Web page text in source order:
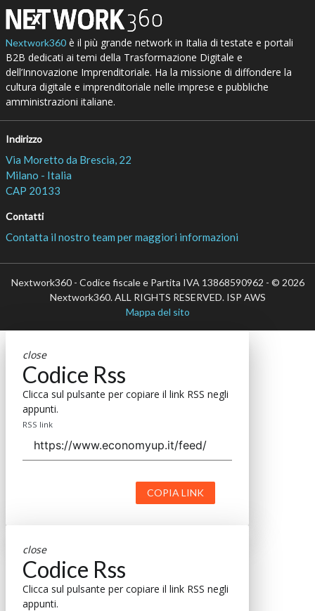
Nextwork360è il più grande network in Italia di testate e portali
B2B dedicati ai temi della Trasformazione Digitale e
dell’Innovazione Imprenditoriale. Ha la missione di diffondere la
cultura digitale e imprenditoriale nelle imprese e pubbliche
amministrazioni italiane.
Indirizzo
Via Moretto da Brescia, 22
Milano - Italia
CAP 20133
Contatti
Contatta il nostro team per maggiori informazioni
Nextwork360 - Codice fiscale e Partita IVA 13868590962 - © 2026
Nextwork360. ALL RIGHTS RESERVED. ISP AWS
Mappa del sito
close
Codice Rss
Clicca sul pulsante per copiare il link RSS negli
appunti.
RSS link
COPIA LINK
close
Codice Rss
Clicca sul pulsante per copiare il link RSS negli
appunti.